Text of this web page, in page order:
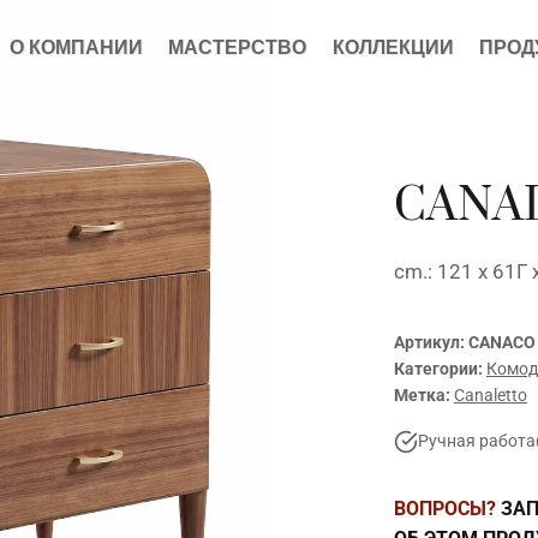
О КОМПАНИИ МАСТЕРСТВО КОЛЛЕКЦИИ
cm.: 121 x 61Г
Артикул: CANACO
Категории:
Метка: Canaletto
Ручная работа
ВОПРОСЫ?